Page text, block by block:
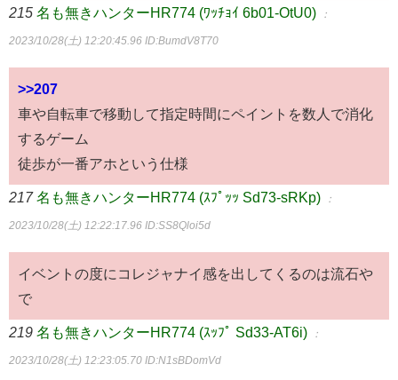
215 名も無きハンターHR774 (ﾜｯﾁｮｲ 6b01-OtU0) ：
2023/10/28(土) 12:20:45.96 ID:BumdV8T70
>>207
車や自転車で移動して指定時間にペイントを数人で消化
するゲーム
徒歩が一番アホという仕様
217 名も無きハンターHR774 (ｽﾌﾟｯｯ Sd73-sRKp) ：
2023/10/28(土) 12:22:17.96 ID:SS8Qloi5d
イベントの度にコレジャナイ感を出してくるのは流石や
で
219 名も無きハンターHR774 (ｽｯﾌﾟ Sd33-AT6i) ：
2023/10/28(土) 12:23:05.70 ID:N1sBDomVd